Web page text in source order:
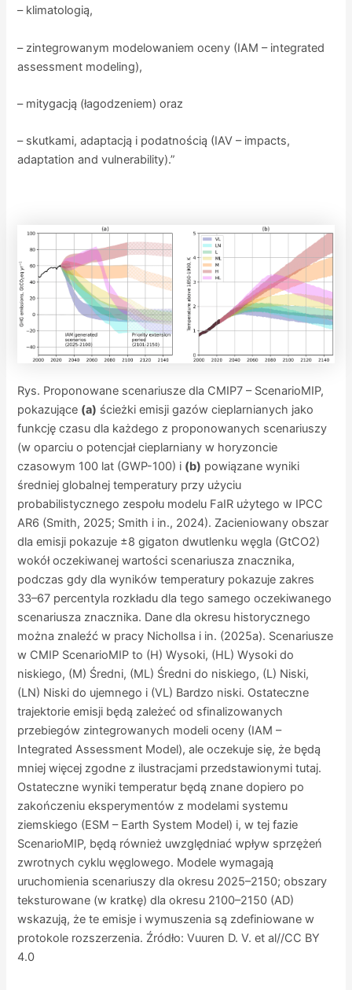
– klimatologią,
– zintegrowanym modelowaniem oceny (IAM – integrated
assessment modeling),
– mitygacją (łagodzeniem) oraz
– skutkami, adaptacją i podatnością (IAV – impacts,
adaptation and vulnerability).”
Rys. Proponowane scenariusze dla CMIP7 – ScenarioMIP,
pokazujące (a) ścieżki emisji gazów cieplarnianych jako
funkcję czasu dla każdego z proponowanych scenariuszy
(w oparciu o potencjał cieplarniany w horyzoncie
czasowym 100 lat (GWP-100) i (b) powiązane wyniki
średniej globalnej temperatury przy użyciu
probabilistycznego zespołu modelu FaIR użytego w IPCC
AR6 (Smith, 2025; Smith i in., 2024). Zacieniowany obszar
dla emisji pokazuje ±8 gigaton dwutlenku węgla (GtCO2)
wokółoczekiwanej wartości scenariusza znacznika,
podczas gdy dla wyników temperatury pokazuje zakres
33–67 percentyla rozkładu dla tego samego oczekiwanego
scenariusza znacznika. Dane dla okresu historycznego
można znaleźć w pracy Nichollsa i in. (2025a). Scenariusze
w CMIP ScenarioMIP to (H) Wysoki, (HL) Wysoki do
niskiego, (M) Średni, (ML) Średni do niskiego, (L) Niski,
(LN) Niski do ujemnego i (VL) Bardzo niski. Ostateczne
trajektorie emisji będą zależeć od sfinalizowanych
przebiegów zintegrowanych modeli oceny (IAM –
Integrated Assessment Model), ale oczekuje się, że będą
mniej więcej zgodne z ilustracjami przedstawionymi tutaj.
Ostateczne wyniki temperatur będą znane dopiero po
zakończeniu eksperymentów z modelami systemu
ziemskiego (ESM – Earth System Model) i, w tej fazie
ScenarioMIP, będą również uwzględniać wpływ sprzężeń
zwrotnych cyklu węglowego. Modele wymagają
uruchomienia scenariuszy dla okresu 2025–2150; obszary
teksturowane (w kratkę) dla okresu 2100–2150 (AD)
wskazują, że te emisje i wymuszenia są zdefiniowane w
protokole rozszerzenia. Źródło: Vuuren D. V. et al//CC BY
4.0